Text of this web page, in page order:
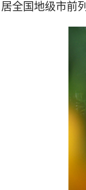
全国地级市前列